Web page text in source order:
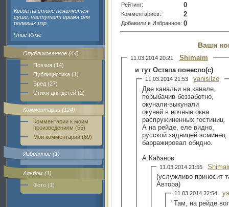
Когда на столе появляется
суши, наступает время для
ролевых игр
Янис Илзе
Опубликованное (44)
Поэзия (14)
Публицистика (1)
Бред (27)
Стихи для детей (2)
Комментарии (124)
Комментарии к моим
произведениям (55)
Мои комментарии (69)
Избранное (1)
Альбом (1)
Фото (1)
Рейтинг: 0
Комментариев: 2
Добавили в Избранное: 0
Ваши
11.03.2014 20:21
Shimaim
и тут Остапа понесло(с)
11.03.2014 21:53
yanisilze
Две канальи на канале,
порыбачив беззаботно,
окунали-выкунали
окуней в ночные окна
распружиненных гостиниц.
А на рейде, еле видно,
русской задницей эсминец
барражировал обидно.
А.Кабанов
11.03.2014 21:55
(услужливо приносит
Автора)
11.03.2014 22:54
"Там, на рейде